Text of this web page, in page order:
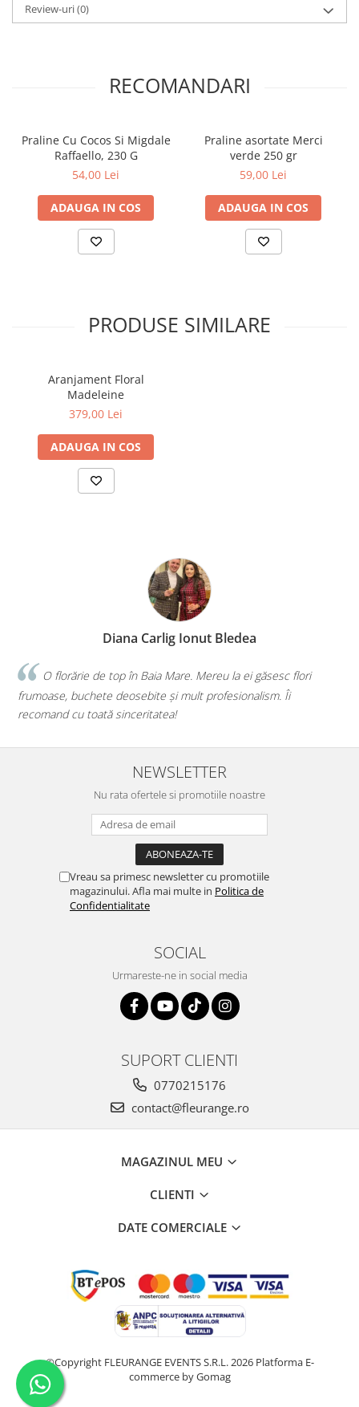
Review-uri(0)
RECOMANDARI
Praline Cu Cocos Si Migdale
Raffaello, 230 G
54,00 Lei
ADAUGA IN COS
Praline asortate Merci
verde 250 gr
59,00 Lei
ADAUGA IN COS
PRODUSE SIMILARE
Aranjament Floral
Madeleine
379,00 Lei
ADAUGA IN COS
Carlig Ionut Bledea
Mare. Mereu la ei găsesc flori
și mult profesionalism. Îi
Faceți o treabă
iau de la voi, iar de fiecare
NEWSLETTER
Nu rata ofertele si promotiile noastre
Vreau sa primesc newsletter cu promotiile
magazinului. Afla mai multe in Politica de
Confidentialitate
SOCIAL
Urmareste-ne in social media
SUPORT CLIENTI
0770215176
contact@fleurange.ro
MAGAZINUL MEU
CLIENTI
DATE COMERCIALE
©Copyright FLEURANGE EVENTS S.R.L. 2026 Platforma E-
commerce by Gomag